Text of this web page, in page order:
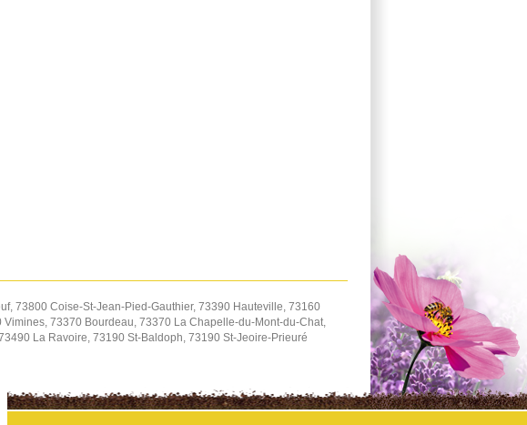
73800 Coise-St-Jean-Pied-Gauthier, 73390 Hauteville, 73160
73370 Bourdeau, 73370 La Chapelle-du-Mont-du-Chat,
La Ravoire, 73190 St-Baldoph, 73190 St-Jeoire-Prieuré